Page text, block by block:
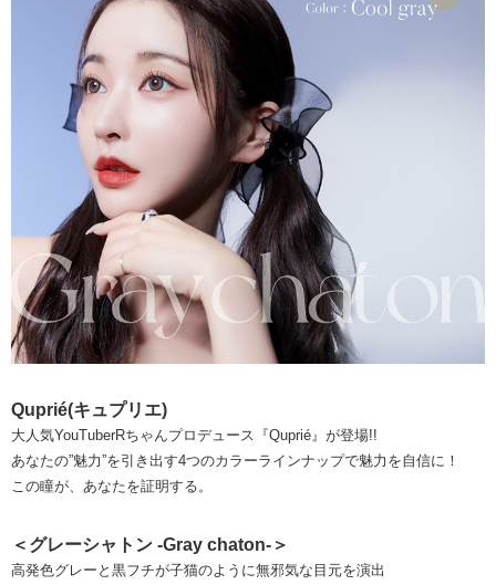
Quprié(キュプリエ)
大人気YouTuberRちゃんプロデュース『Quprié』が登場!!
あなたの”魅力”を引き出す4つのカラーラインナップで魅力を自信に！
この瞳が、あなたを証明する。
＜グレーシャトン -Gray chaton-＞
高発色グレーと黒フチが子猫のように無邪気な目元を演出